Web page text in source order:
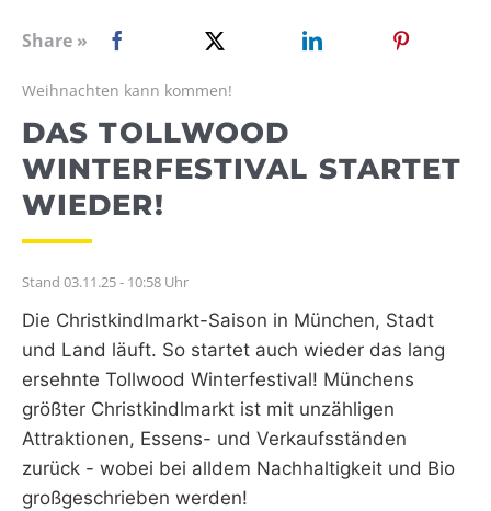
WEBRADIO
Share »
Weihnachten kann kommen!
DAS TOLLWOOD
WINTERFESTIVAL STARTET
WIEDER!
Stand 03.11.25 - 10:58 Uhr
Die Christkindlmarkt-Saison in München, Stadt
und Land läuft. So startet auch wieder das lang
ersehnte Tollwood Winterfestival! Münchens
größter Christkindlmarkt ist mit unzähligen
Attraktionen, Essens- und Verkaufsständen
zurück - wobei bei alldem Nachhaltigkeit und Bio
großgeschrieben werden!